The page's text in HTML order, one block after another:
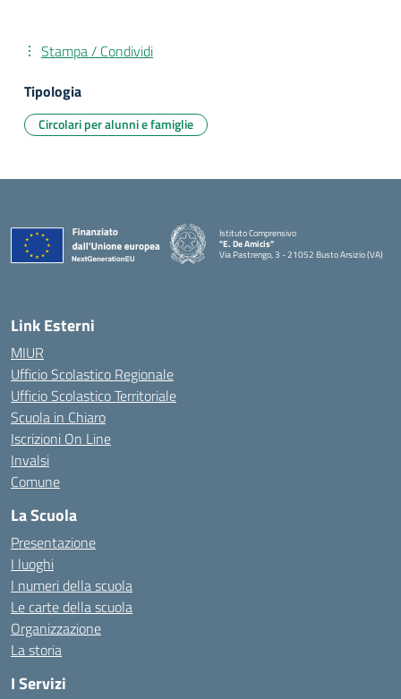
Stampa / Condividi
Tipologia
Circolari per alunni e famiglie
Istituto Comprensivo
"E. De Amicis"
Via Pastrengo, 3 - 21052 Busto Arsizio (VA)
Link Esterni
MIUR
Ufficio Scolastico Regionale
Ufficio Scolastico Territoriale
Scuola in Chiaro
Iscrizioni On Line
Invalsi
Comune
La Scuola
Presentazione
I luoghi
I numeri della scuola
Le carte della scuola
Organizzazione
La storia
I Servizi